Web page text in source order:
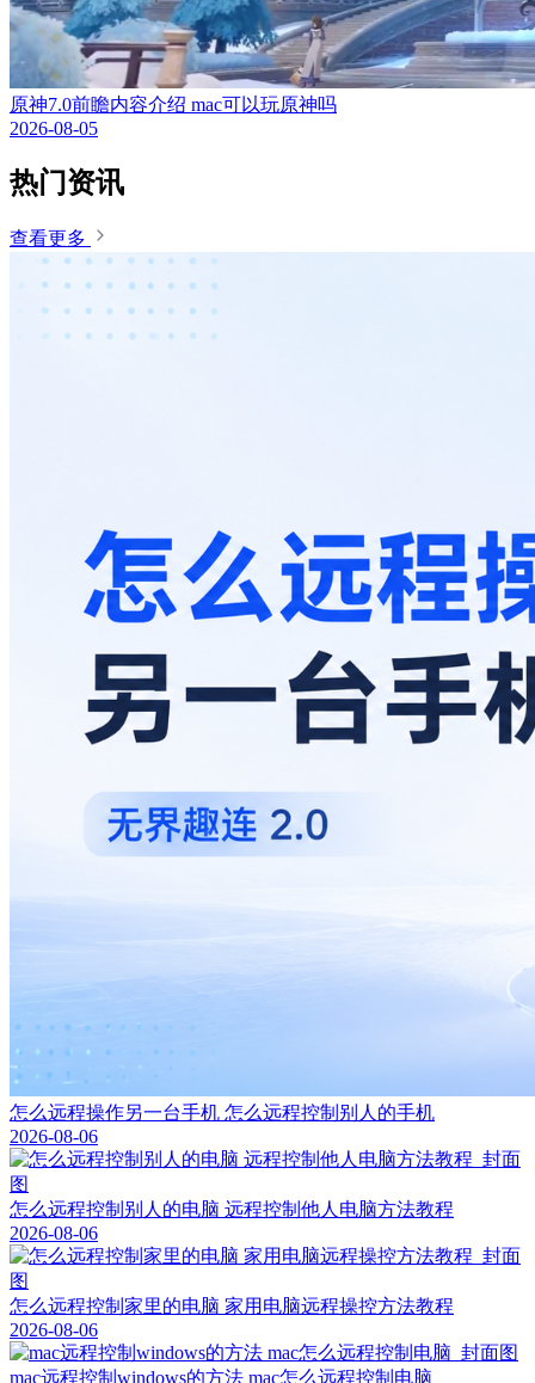
原神7.0前瞻内容介绍 mac可以玩原神吗
2026-08-05
热门资讯
查看更多
怎么远程操作另一台手机 怎么远程控制别人的手机
2026-08-06
怎么远程控制别人的电脑 远程控制他人电脑方法教程
2026-08-06
怎么远程控制家里的电脑 家用电脑远程操控方法教程
2026-08-06
mac远程控制windows的方法 mac怎么远程控制电脑